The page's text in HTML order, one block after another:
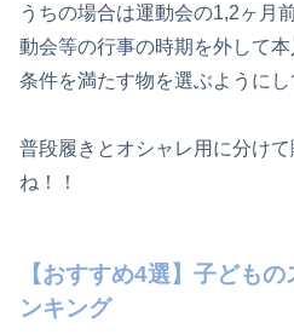
うちの場合は運動会の1,2ヶ月
動会等の行事の時期を外して
条件を満たす物を選ぶようにし
普段履きとオシャレ用に分け
ね！！
【おすすめ4選】子ども
ンキング